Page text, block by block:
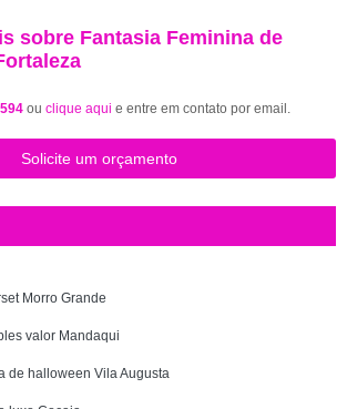
sobre Fantasia Feminina de
ou clique aqui e entre em contato por email.
Solicite um orçamento
Morro Grande
valor Mandaqui
de halloween Vila Augusta